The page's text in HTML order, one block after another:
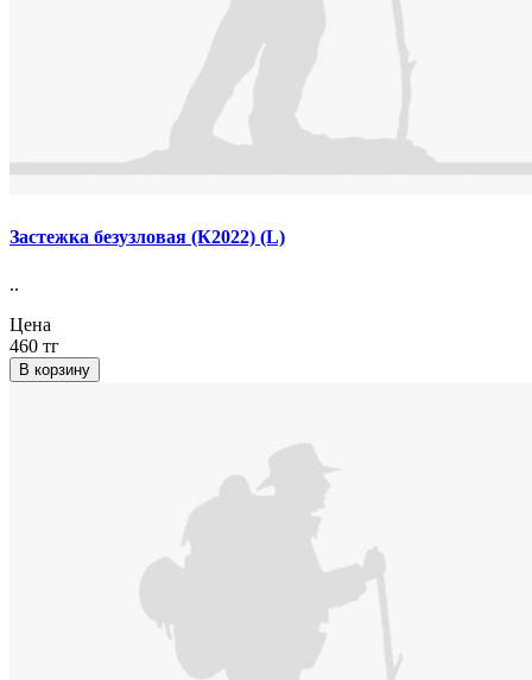
Застежка безузловая (К2022) (L)
..
Цена
460 тг
В корзину